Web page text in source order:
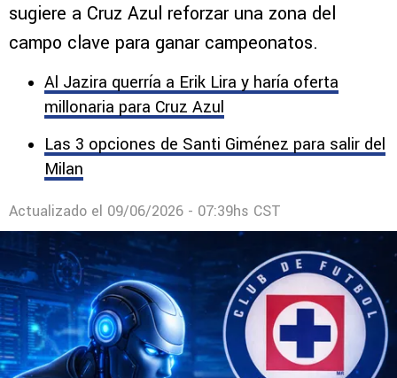
sugiere a Cruz Azul reforzar una zona del
campo clave para ganar campeonatos.
Al Jazira querría a Erik Lira y haría oferta
millonaria para Cruz Azul
Las 3 opciones de Santi Giménez para salir del
Milan
Actualizado el 09/06/2026 - 07:39hs CST